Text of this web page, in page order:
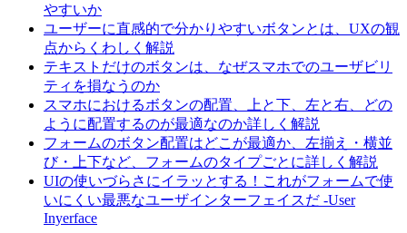
やすいか
ユーザーに直感的で分かりやすいボタンとは、UXの観
点からくわしく解説
テキストだけのボタンは、なぜスマホでのユーザビリ
ティを損なうのか
スマホにおけるボタンの配置、上と下、左と右、どの
ように配置するのが最適なのか詳しく解説
フォームのボタン配置はどこが最適か、左揃え・横並
び・上下など、フォームのタイプごとに詳しく解説
UIの使いづらさにイラッとする！これがフォームで使
いにくい最悪なユーザインターフェイスだ -User
Inyerface